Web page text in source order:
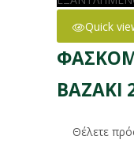
Quick
ΒΑΖΑΚΙ
Θέλετε